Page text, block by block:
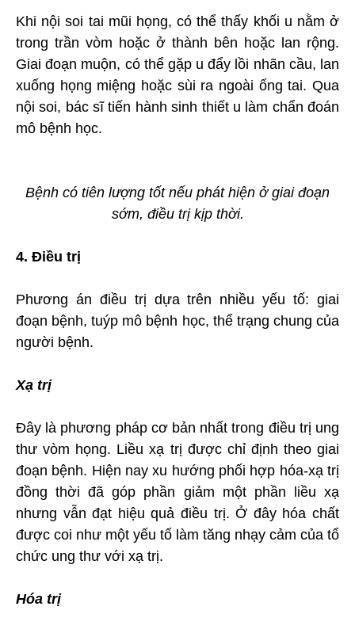
Khi nội soi tai mũi họng, có thể thấy khối u nằm ở
trong trần vòm hoặc ở thành bên hoặc lan rộng.
Giai đoạn muộn, có thể gặp u đẩy lồi nhãn cầu, lan
xuống họng miệng hoặc sùi ra ngoài ống tai. Qua
nội soi, bác sĩ tiến hành sinh thiết u làm chẩn đoán
mô bệnh học.
Bệnh có tiên lượng tốt nếu phát hiện ở giai đoạn
sớm, điều trị kịp thời.
4. Điều trị
Phương án điều trị dựa trên nhiều yếu tố: giai
đoạn bệnh, tuýp mô bệnh học, thể trạng chung của
người bệnh.
Xạ trị
Đây là phương pháp cơ bản nhất trong điều trị ung
thư vòm họng. Liều xạ trị được chỉ định theo giai
đoạn bệnh. Hiện nay xu hướng phối hợp hóa-xạ trị
đồng thời đã góp phần giảm một phần liều xạ
nhưng vẫn đạt hiệu quả điều trị. Ở đây hóa chất
được coi như một yếu tố làm tăng nhạy cảm của tổ
chức ung thư với xạ trị.
Hóa trị